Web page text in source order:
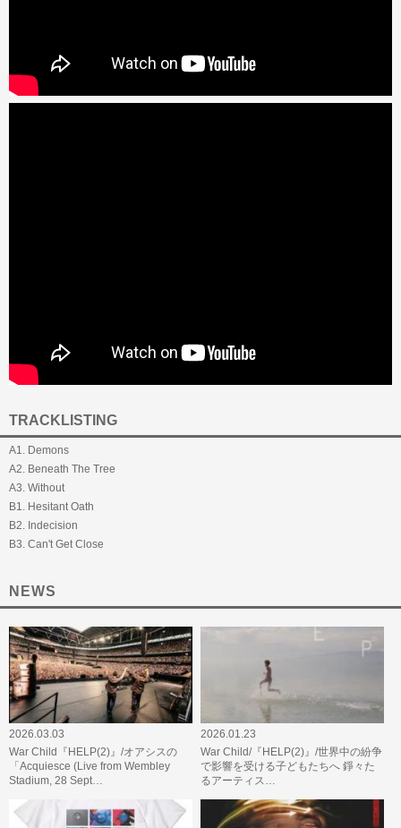
TRACKLISTING
A1. Demons
A2. Beneath The Tree
A3. Without
B1. Hesitant Oath
B2. Indecision
B3. Can't Get Close
NEWS
2026.03.03
War Child『HELP(2)』/オアシスの
「Acquiesce (Live from Wembley
Stadium, 28 Sept…
2026.01.23
War Child/『HELP(2)』/世界中の紛争
で影響を受ける子どもたちへ 錚々た
るアーティス…